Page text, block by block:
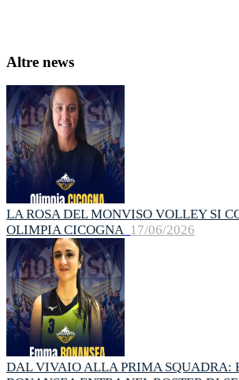
Altre news
LA ROSA DEL MONVISO VOLLEY SI
OLIMPIA CICOGNA 17/06/2026
DAL VIVAIO ALLA PRIMA SQUADRA: